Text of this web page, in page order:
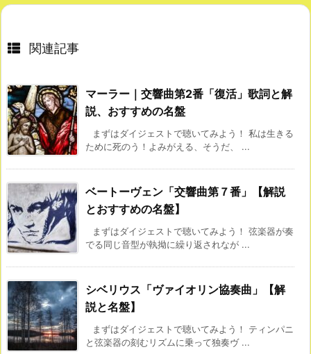
関連記事
マーラー｜交響曲第2番「復活」歌詞と解
説、おすすめの名盤
まずはダイジェストで聴いてみよう！ 私は生きる
ために死のう！よみがえる、そうだ、 ...
ベートーヴェン「交響曲第７番」【解説
とおすすめの名盤】
まずはダイジェストで聴いてみよう！ 弦楽器が奏
でる同じ音型が執拗に繰り返されなが ...
シベリウス「ヴァイオリン協奏曲」【解
説と名盤】
まずはダイジェストで聴いてみよう！ ティンパニ
と弦楽器の刻むリズムに乗って独奏ヴ ...